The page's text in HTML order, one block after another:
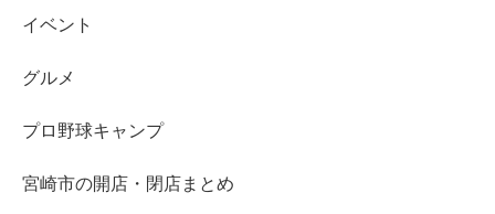
イベント
グルメ
プロ野球キャンプ
宮崎市の開店・閉店まとめ